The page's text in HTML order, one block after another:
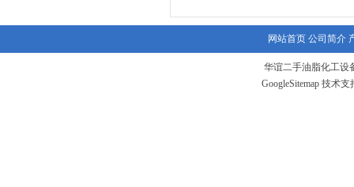
网站首页 公司简介
华谊二手油脂化工设
GoogleSitemap 技术支